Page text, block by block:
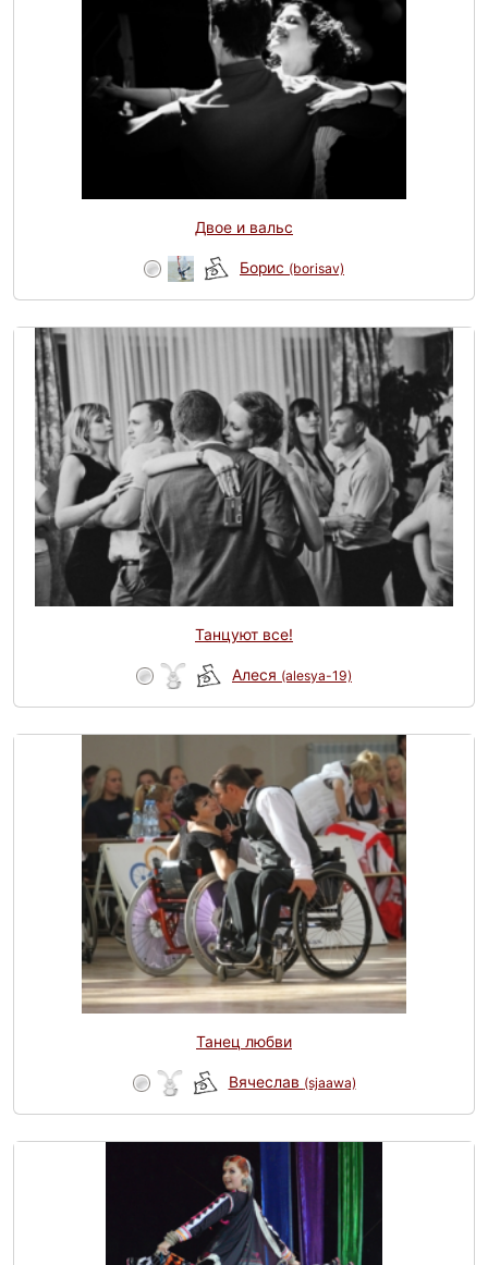
Двое и вальс
Борис (borisav)
Танцуют все!
Алеся (alesya-19)
Танец любви
Вячеслав (sjaawa)